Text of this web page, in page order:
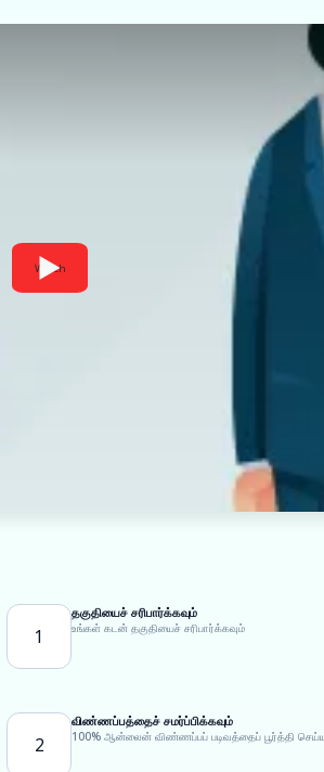
Watch
1
தகுதியைச் சரிபார்க்கவும்
உங்கள் கடன் தகுதியைச் சரிபார்க்கவும்
2
விண்ணப்பத்தைச் சமர்ப்பிக்கவும்
100% ஆன்லைன் விண்ணப்பப் படிவத்தைப் பூர்த்தி